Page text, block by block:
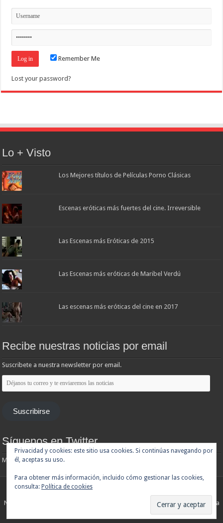
Remember Me
Lost your password?
Lo + Visto
Los Mejores títulos de Películas Porno Clásicas
Escenas eróticas más fuertes del cine. Irreversible
Las Escenas más Eróticas de 2015
Las Escenas más eróticas de Maribel Verdú
Las escenas más eróticas del cine en 2017
Recibe nuestras noticias por email
Suscribete a nuestra newsletter por email.
Déjanos
tu
correo
enviaremos
Suscribirse
Síguenos en Twitter
Mis tuits
Noticias de cine y de series de televisión, críticas, tráilers, estrenos. Cineralia
© Copyright 2007 - 2026, Todos los derechos reservados
Privacidad y cookies: este sitio usa cookies. Si continúas navegando por
él, aceptas su uso.
Para obtener más información, incluido cómo gestionar las cookies,
consulta: Política de cookies